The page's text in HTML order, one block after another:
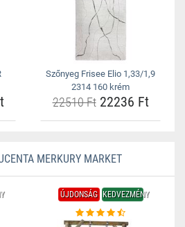
Szőnyeg Frisee Elio 1,33/1,9
2314 160 krém
22510 Ft22236 Ft
MERKURY MARKET
ÚJDONSÁG KEDVEZMÉNY